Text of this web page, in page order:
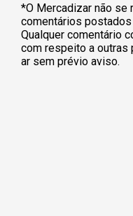
*O Mercadizar não
comentários
Qualquer comentário
com respeito a
ar sem prévio aviso.